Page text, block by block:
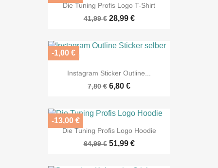
Die Tuning Profis Logo T-Shirt
41,99 € 28,99 €
Instagram Sticker Outline...
7,80 € 6,80 €
-1,00 €
Die Tuning Profis Logo Hoodie
64,99 € 51,99 €
-13,00 €